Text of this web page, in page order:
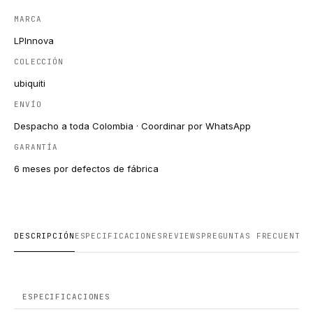
MARCA
LPInnova
COLECCIÓN
ubiquiti
ENVÍO
Despacho a toda Colombia · Coordinar por WhatsApp
GARANTÍA
6 meses por defectos de fábrica
DESCRIPCIÓN ESPECIFICACIONES REVIEWS PREGUNTAS FRECUENTES
ESPECIFICACIONES